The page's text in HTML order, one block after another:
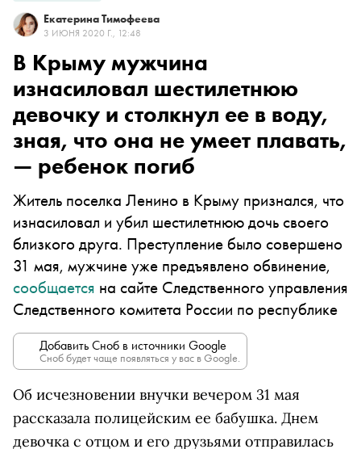
Екатерина Тимофеева
3 ИЮНЯ 2020 Г., 12:48
В Крыму мужчина
изнасиловал шестилетнюю
девочку и столкнул ее в воду,
зная, что она не умеет плавать,
— ребенок погиб
Житель поселка Ленино в Крыму признался, что
изнасиловал и убил шестилетнюю дочь своего
близкого друга. Преступление было совершено
31 мая, мужчине уже предъявлено обвинение,
сообщается на сайте Следственного управления
Следственного комитета России по республике
Добавить Сноб в источники Google
Сноб будет чаще появляться у вас в Google.
Об исчезновении внучки вечером 31 мая
рассказала полицейским ее бабушка. Днем
девочка с отцом и его друзьями отправилась